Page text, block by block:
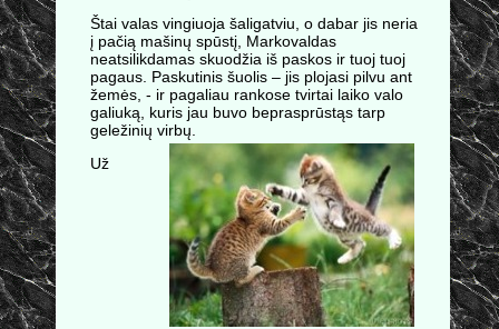
Štai valas vingiuoja šaligatviu, o dabar jis neria
į pačią mašinų spūstį, Markovaldas
neatsilikdamas skuodžia iš paskos ir tuoj tuoj
pagaus. Paskutinis šuolis – jis plojasi pilvu ant
žemės, - ir pagaliau rankose tvirtai laiko valo
galiuką, kuris jau buvo beprasprūstąs tarp
geležinių virbų.
Už